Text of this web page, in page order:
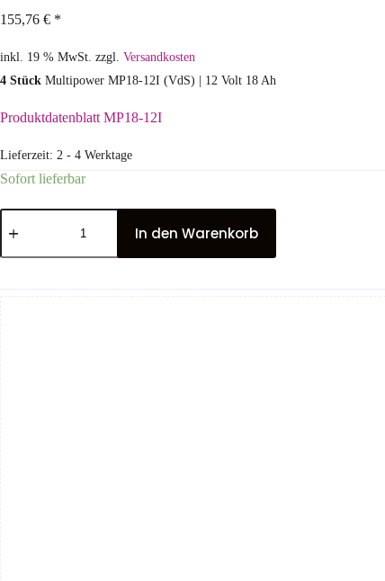
155,76 € *
inkl. 19 % MwSt. zzgl. Versandkosten
4 Stück Multipower MP18-12I (VdS) | 12 Volt 18 Ah
Produktdatenblatt MP18-12I
Lieferzeit: 2 - 4 Werktage
Sofort lieferbar
In den Warenkorb